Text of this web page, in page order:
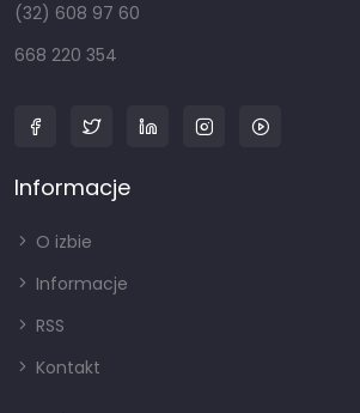
(32) 608 97 60
668 220 354
Informacje
O izbie
Informacje
RSS
Kontakt